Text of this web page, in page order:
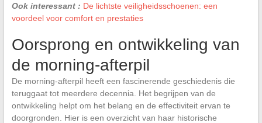
Ook interessant : De lichtste veiligheidsschoenen: een
voordeel voor comfort en prestaties
Oorsprong en ontwikkeling van
de morning-afterpil
De morning-afterpil heeft een fascinerende geschiedenis die
teruggaat tot meerdere decennia. Het begrijpen van de
ontwikkeling helpt om het belang en de effectiviteit ervan te
doorgronden. Hier is een overzicht van haar historische